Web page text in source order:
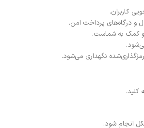
کاربران.
و درگاه‌های پرداخت امن.
و کمک به شماست.
نگهداری می‌شود.
کنید.
انجام شود.